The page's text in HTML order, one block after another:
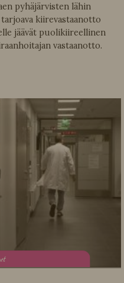
pyhäjärvisten lähin
kiirevastaanotto
jäävät puolikiireellinen
vastaanotto.